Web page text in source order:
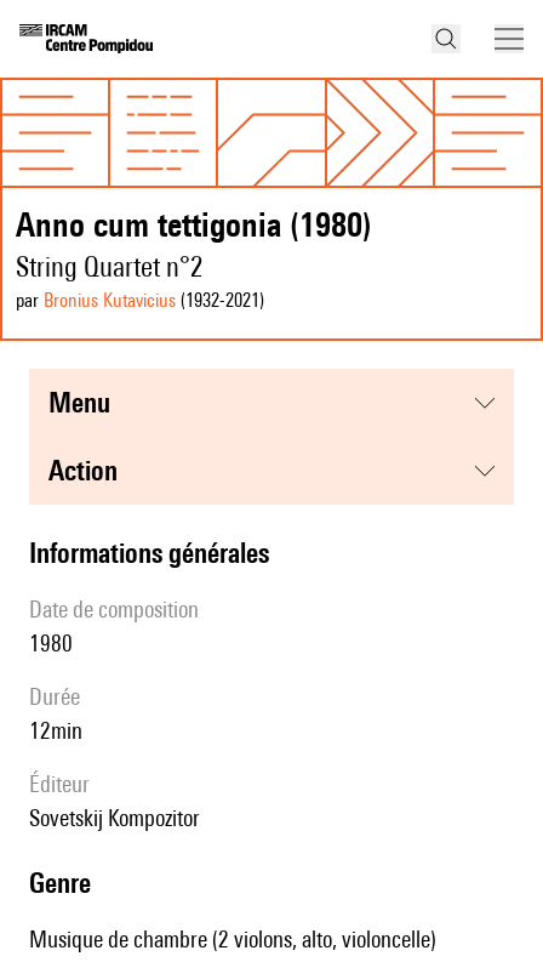
Anno cum tettigonia (1980)
String Quartet n°2
par Bronius Kutavicius (1932-2021 )
menu
action
informations générales
date de composition
1980
durée
12min
éditeur
Sovetskij Kompozitor
genre
Musique de chambre (2 violons, alto, violoncelle)